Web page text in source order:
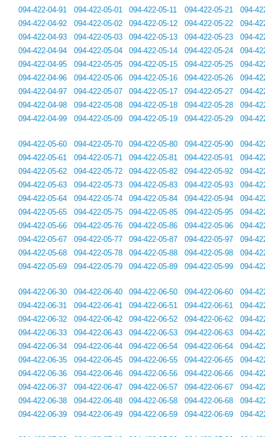
094-422-04-91
094-422-04-92
094-422-04-93
094-422-04-94
094-422-04-95
094-422-04-96
094-422-04-97
094-422-04-98
094-422-04-99
094-422-05-01
094-422-05-02
094-422-05-03
094-422-05-04
094-422-05-05
094-422-05-06
094-422-05-07
094-422-05-08
094-422-05-09
094-422-05-11
094-422-05-12
094-422-05-13
094-422-05-14
094-422-05-15
094-422-05-16
094-422-05-17
094-422-05-18
094-422-05-19
094-422-05-21
094-422-05-22
094-422-05-23
094-422-05-24
094-422-05-25
094-422-05-26
094-422-05-27
094-422-05-28
094-422-05-29
094-
094-
094-
094-
094-
094-
094-
094-
094-
094-422-05-60
094-422-05-61
094-422-05-62
094-422-05-63
094-422-05-64
094-422-05-65
094-422-05-66
094-422-05-67
094-422-05-68
094-422-05-69
094-422-05-70
094-422-05-71
094-422-05-72
094-422-05-73
094-422-05-74
094-422-05-75
094-422-05-76
094-422-05-77
094-422-05-78
094-422-05-79
094-422-05-80
094-422-05-81
094-422-05-82
094-422-05-83
094-422-05-84
094-422-05-85
094-422-05-86
094-422-05-87
094-422-05-88
094-422-05-89
094-422-05-90
094-422-05-91
094-422-05-92
094-422-05-93
094-422-05-94
094-422-05-95
094-422-05-96
094-422-05-97
094-422-05-98
094-422-05-99
094-
094-
094-
094-
094-
094-
094-
094-
094-
094-
094-422-06-30
094-422-06-31
094-422-06-32
094-422-06-33
094-422-06-34
094-422-06-35
094-422-06-36
094-422-06-37
094-422-06-38
094-422-06-39
094-422-06-40
094-422-06-41
094-422-06-42
094-422-06-43
094-422-06-44
094-422-06-45
094-422-06-46
094-422-06-47
094-422-06-48
094-422-06-49
094-422-06-50
094-422-06-51
094-422-06-52
094-422-06-53
094-422-06-54
094-422-06-55
094-422-06-56
094-422-06-57
094-422-06-58
094-422-06-59
094-422-06-60
094-422-06-61
094-422-06-62
094-422-06-63
094-422-06-64
094-422-06-65
094-422-06-66
094-422-06-67
094-422-06-68
094-422-06-69
094-
094-
094-
094-
094-
094-
094-
094-
094-
094-